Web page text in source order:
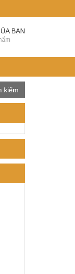
BẠN
kiếm